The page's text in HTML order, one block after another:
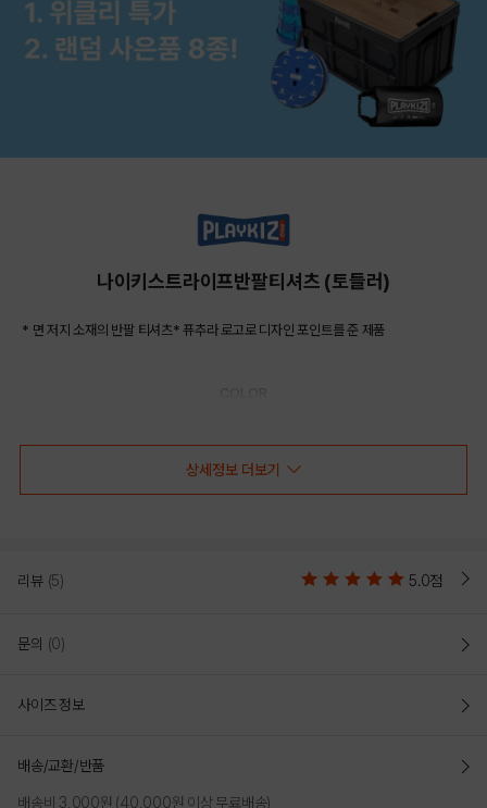
나이키스트라이프반팔티셔츠 (토들러)
* 면 저지 소재의 반팔 티셔츠* 퓨추라 로고로 디자인 포인트를 준 제품
상세정보 더보기
리뷰 (5) 5.0점
문의 (0)
사이즈 정보
배송/교환/반품
배송비 3,000원 (40,000원 이상 무료배송)